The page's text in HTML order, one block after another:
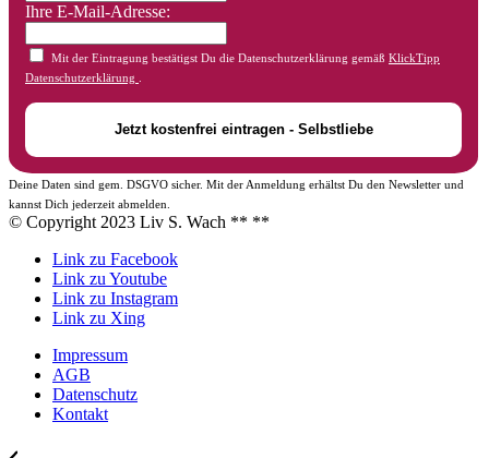
Ihre E-Mail-Adresse:
Mit der Eintragung bestätigst Du die Datenschutzerklärung gemäß KlickTipp
Datenschutzerklärung
Deine Daten sind gem. DSGVO sicher. Mit der Anmeldung erhältst Du den Newsletter und
kannst Dich jederzeit abmelden.
© Copyright 2023 Liv S. Wach ** **
Link zu Facebook
Link zu Youtube
Link zu Instagram
Link zu Xing
Impressum
AGB
Datenschutz
Kontakt